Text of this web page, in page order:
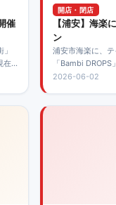
催
在
開店・閉店
【浦安】海楽
ン
浦安市海楽に、
「Bambi
しました。浦安公
2026-06-02